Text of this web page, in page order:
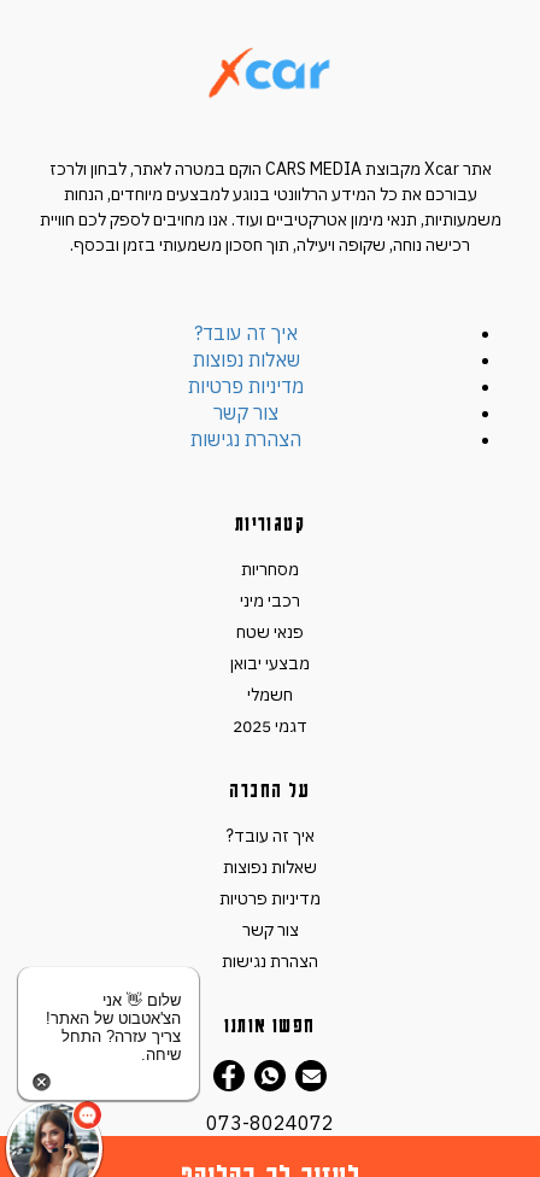
אתר Xcar מקבוצת CARS MEDIA הוקם במטרה לאתר, לבחון ולרכז
עבורכם את כל המידע הרלוונטי בנוגע למבצעים מיוחדים, הנחות
משמעותיות, תנאי מימון אטרקטיביים ועוד. אנו מחויבים לספק לכם חוויית
רכישה נוחה, שקופה ויעילה, תוך חסכון משמעותי בזמן ובכסף.
איך זה עובד?
שאלות נפוצות
מדיניות פרטיות
צור קשר
הצהרת נגישות
קטגוריות
מסחריות
רכבי מיני
פנאי שטח
מבצעי יבואן
חשמלי
דגמי 2025
על החברה
איך זה עובד?
שאלות נפוצות
מדיניות פרטיות
צור קשר
הצהרת נגישות
חפשו אותנו
073-8024072
שלום 👋 אני
הצ'אטבוט של האתר!
צריך עזרה? התחל
שיחה.